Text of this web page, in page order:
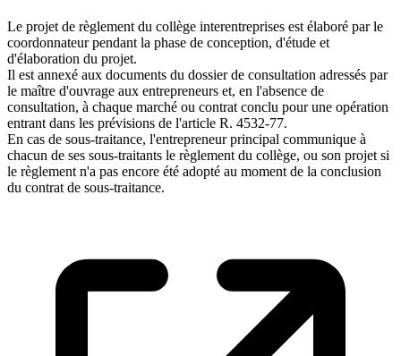
Le projet de règlement du collège interentreprises est élaboré par le
coordonnateur pendant la phase de conception, d'étude et
d'élaboration du projet.
Il est annexé aux documents du dossier de consultation adressés par
le maître d'ouvrage aux entrepreneurs et, en l'absence de
consultation, à chaque marché ou contrat conclu pour une opération
entrant dans les prévisions de l'article R. 4532-77.
En cas de sous-traitance, l'entrepreneur principal communique à
chacun de ses sous-traitants le règlement du collège, ou son projet si
le règlement n'a pas encore été adopté au moment de la conclusion
du contrat de sous-traitance.